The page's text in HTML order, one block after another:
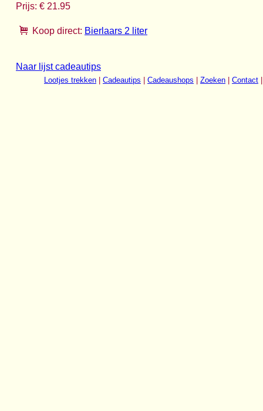
Prijs: € 21.95
Koop direct: Bierlaars 2 liter
Naar lijst cadeautips
Lootjes trekken Cadeautips Cadeaushops Zoeken Contact